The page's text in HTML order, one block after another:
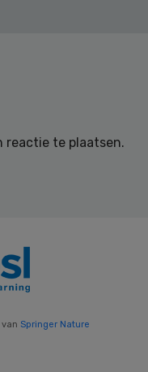
reactie te plaatsen.
Springer Nature